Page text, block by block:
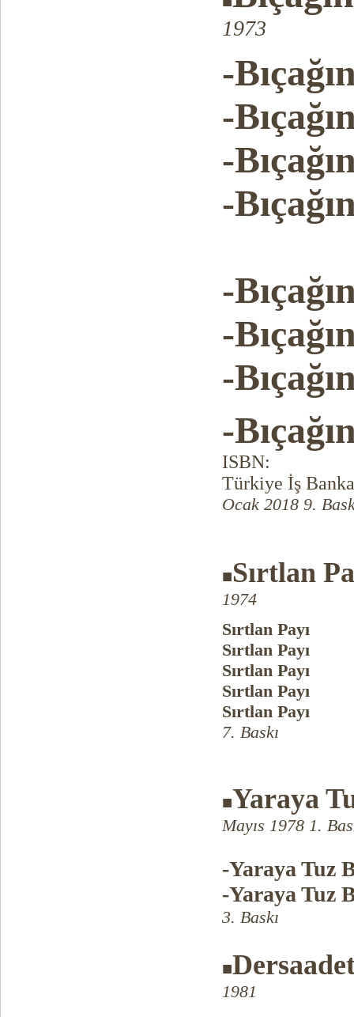
1973
-
-
-
-
-
-
-
-
ISBN:
Türkiye İş
Ocak 2018 9.
■Sırtlan
1974
Sırtlan Payı
Sırtlan Payı
Sırtlan Payı
Sırtlan Payı
Sırtlan Payı
7. Baskı
■Yaraya
Mayıs 1978 1.
-Yaraya Tuz
-Yaraya Tuz
3. Baskı
■
1981